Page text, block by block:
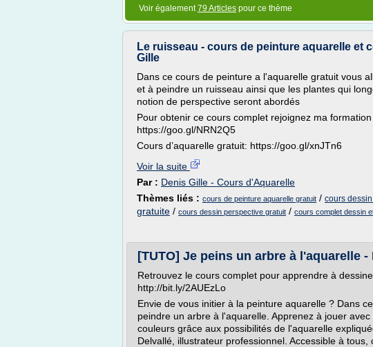
Voir également79 Articles pour ce thème
Le ruisseau - cours de peinture aquarelle et
Gille
Dans ce cours de peinture a l'aquarelle gratuit vous
et à peindre un ruisseau ainsi que les plantes qui
notion de perspective seront abordés
Pour obtenir ce cours complet rejoignez ma
https://goo.gl/NRN2Q5
Cours d’aquarelle gratuit: https://goo.gl/xnJTn6
Voir la suite
Par : Denis Gille - Cours d'Aquarelle
Thèmes liés : cours de peinture aquarelle gratuit / cours
gratuite / cours dessin perspective gratuit / cours complet dessin
[TUTO] Je peins un arbre à l'aquarelle
Retrouvez le cours complet pour apprendre à
http://bit.ly/2AUEzLo
Envie de vous initier à la peinture aquarelle ? Dans
peindre un arbre à l'aquarelle. Apprenez à jouer
couleurs grâce aux possibilités de l'aquarelle
Delvallé, illustrateur professionnel. Accessible à